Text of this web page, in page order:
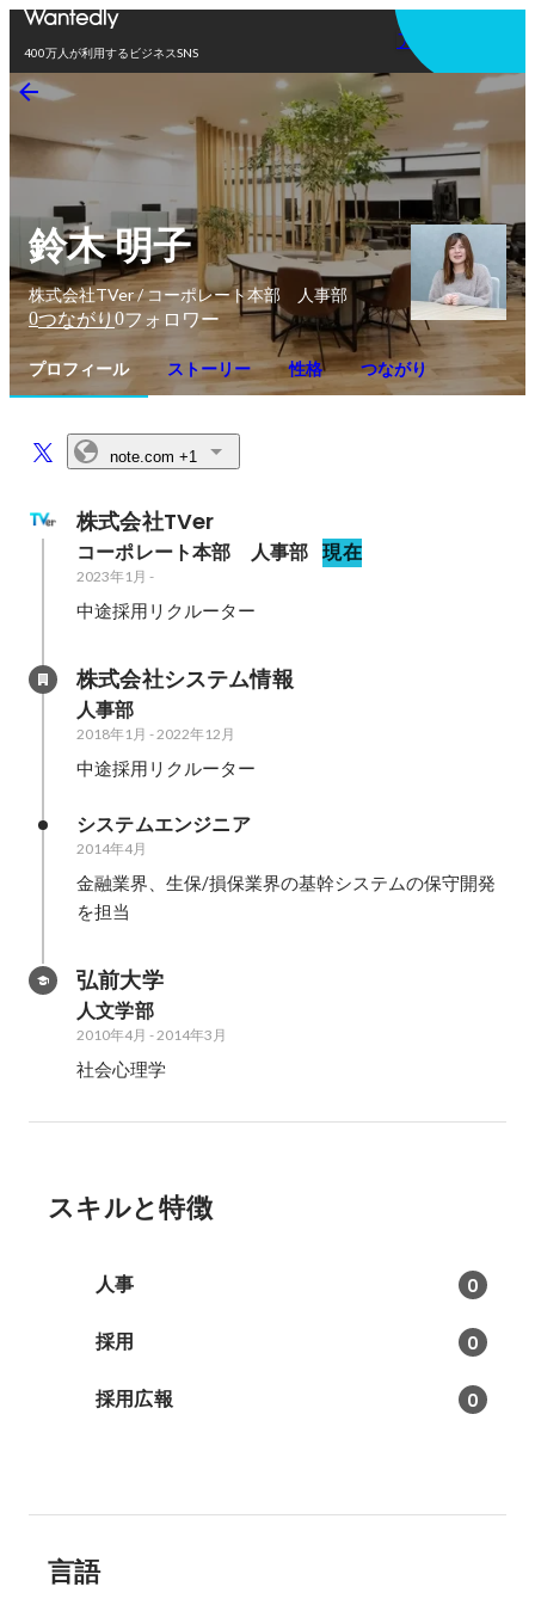
400万人が利用するビジネスSNS
アプリを使う
鈴木 明子
株式会社TVer / コーポレート本部 人事部
0つながり 0フォロワー
プロフィール ストーリー 性格 つながり
note.com +1
株式会社TVer
コーポレート本部　人事部 現在
2023年1月 -
中途採用リクルーター
株式会社システム情報
人事部
2018年1月 -2022年12月
中途採用リクルーター
システムエンジニア
2014年4月
金融業界、生保/損保業界の基幹システムの保守開発
を担当
弘前大学
人文学部
2010年4月 -2014年3月
社会心理学
スキルと特徴
人事 0
採用 0
採用広報 0
言語